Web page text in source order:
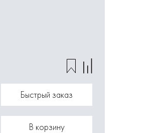
Быстрый заказ
В корзину